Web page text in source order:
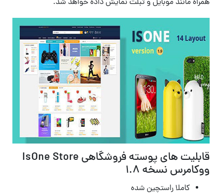
همراه مانند موبایل و تبلت نمایش داده خواهد شد.
قابلیت های پوسته فروشگاهی IsOne Store
ووکامرس نسخه 1.8
کاملا راستچین شده